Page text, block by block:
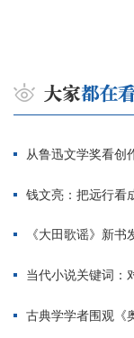
从鲁迅文学奖看创
钱文亮：把远行看
《大田歌谣》新
当代小说关键词：
古典学学者围观《奥